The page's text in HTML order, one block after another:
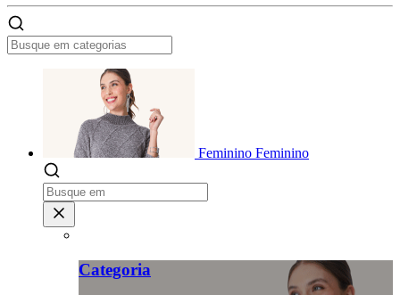
Feminino Feminino
Categoria